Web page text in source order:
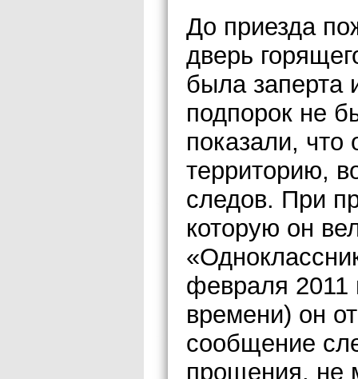
До приезда
дверь
была заперта
подпорок не
показали,
территорию,
следов. При
которую он
февраля 2011
времени) он
сообщение
прощения, не